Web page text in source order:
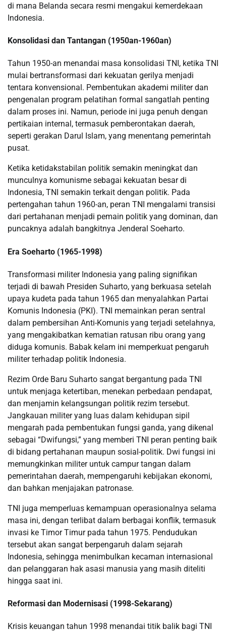
di mana Belanda secara resmi mengakui kemerdekaan
Indonesia.
Konsolidasi dan Tantangan (1950an-1960an)
Tahun 1950-an menandai masa konsolidasi TNI, ketika TNI
mulai bertransformasi dari kekuatan gerilya menjadi
tentara konvensional. Pembentukan akademi militer dan
pengenalan program pelatihan formal sangatlah penting
dalam proses ini. Namun, periode ini juga penuh dengan
pertikaian internal, termasuk pemberontakan daerah,
seperti gerakan Darul Islam, yang menentang pemerintah
pusat.
Ketika ketidakstabilan politik semakin meningkat dan
munculnya komunisme sebagai kekuatan besar di
Indonesia, TNI semakin terkait dengan politik. Pada
pertengahan tahun 1960-an, peran TNI mengalami transisi
dari pertahanan menjadi pemain politik yang dominan, dan
puncaknya adalah bangkitnya Jenderal Soeharto.
Era Soeharto (1965-1998)
Transformasi militer Indonesia yang paling signifikan
terjadi di bawah Presiden Suharto, yang berkuasa setelah
upaya kudeta pada tahun 1965 dan menyalahkan Partai
Komunis Indonesia (PKI). TNI memainkan peran sentral
dalam pembersihan Anti-Komunis yang terjadi setelahnya,
yang mengakibatkan kematian ratusan ribu orang yang
diduga komunis. Babak kelam ini memperkuat pengaruh
militer terhadap politik Indonesia.
Rezim Orde Baru Suharto sangat bergantung pada TNI
untuk menjaga ketertiban, menekan perbedaan pendapat,
dan menjamin kelangsungan politik rezim tersebut.
Jangkauan militer yang luas dalam kehidupan sipil
mengarah pada pembentukan fungsi ganda, yang dikenal
sebagai “Dwifungsi,” yang memberi TNI peran penting baik
di bidang pertahanan maupun sosial-politik. Dwi fungsi ini
memungkinkan militer untuk campur tangan dalam
pemerintahan daerah, mempengaruhi kebijakan ekonomi,
dan bahkan menjajakan patronase.
TNI juga memperluas kemampuan operasionalnya selama
masa ini, dengan terlibat dalam berbagai konflik, termasuk
invasi ke Timor Timur pada tahun 1975. Pendudukan
tersebut akan sangat berpengaruh dalam sejarah
Indonesia, sehingga menimbulkan kecaman internasional
dan pelanggaran hak asasi manusia yang masih diteliti
hingga saat ini.
Reformasi dan Modernisasi (1998-Sekarang)
Krisis keuangan tahun 1998 menandai titik balik bagi TNI